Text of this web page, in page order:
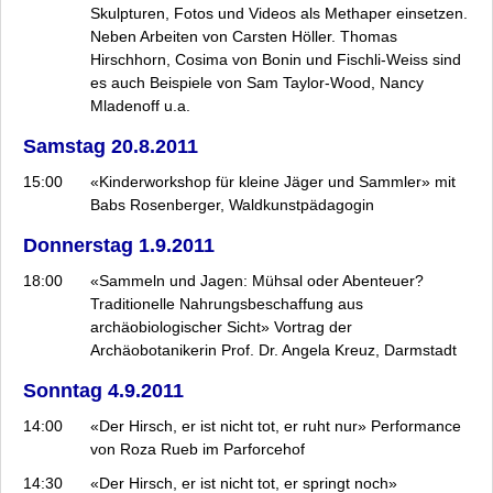
Skulpturen, Fotos und Videos als Methaper einsetzen.
Neben Arbeiten von Carsten Höller. Thomas
Hirschhorn, Cosima von Bonin und Fischli-Weiss sind
es auch Beispiele von Sam Taylor-Wood, Nancy
Mladenoff u.a.
Samstag 20.8.2011
15:00
«Kinderworkshop für kleine Jäger und Sammler» mit
Babs Rosenberger, Waldkunstpädagogin
Donnerstag 1.9.2011
18:00
«Sammeln und Jagen: Mühsal oder Abenteuer?
Traditionelle Nahrungsbeschaffung aus
archäobiologischer Sicht» Vortrag der
Archäobotanikerin Prof. Dr. Angela Kreuz, Darmstadt
Sonntag 4.9.2011
14:00
«Der Hirsch, er ist nicht tot, er ruht nur» Performance
von Roza Rueb im Parforcehof
14:30
«Der Hirsch, er ist nicht tot, er springt noch»